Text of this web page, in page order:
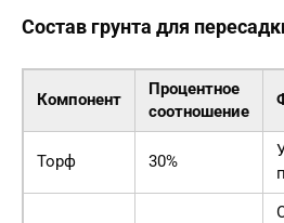
Состав грунта для
Компонент
Процентное
соотношение
Торф 30%